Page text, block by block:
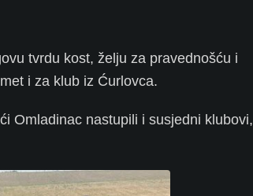
tvrdu kost, želju za pravednošću i
i za klub iz Ćurlovca.
Omladinac nastupili i susjedni klubovi,